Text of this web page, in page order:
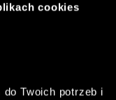
cookies
Twoich potrzeb i